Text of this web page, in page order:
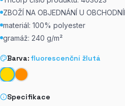
ZBOŽÍ NA OBJEDNÁNÍ U
materiál: 100% polyester
gramáž: 240 g/m²
Barva: fluorescenční žlutá
Specifikace